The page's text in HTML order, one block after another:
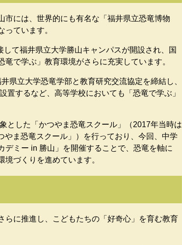
市には、世界的にも有名な「福井県立恐竜博物
ています。
て福井県立大学勝山キャンパスが開設され、国
で学ぶ」教育環境がさらに充実しています。
県立大学恐竜学部と教育研究交流協定を締結し、
置するなど、高等学校においても「恐竜で学ぶ」
とした「かつやま恐竜スクール」（2017年当時は
やま恐竜スクール」）を行っており、今回、中学
ミー in 勝山」を開催することで、恐竜を軸に
づくりを進めています。
らに推進し、こどもたちの「好奇心」を育む教育